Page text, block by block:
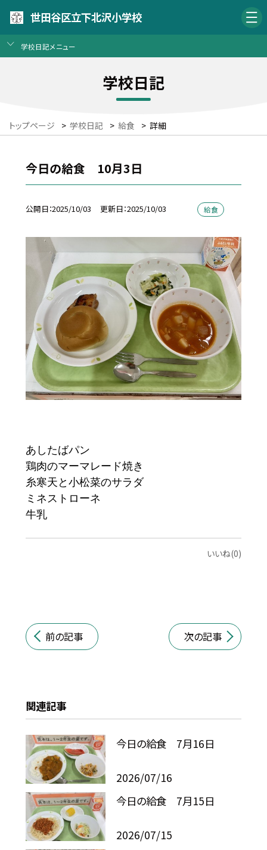
世田谷区立下北沢小学校
学校日記メニュー
学校日記
トップページ > 学校日記 > 給食 > 詳細
今日の給食 10月3日
公開日 2025/10/03 更新日 2025/10/03 給食
あしたばパン
鶏肉のマーマレード焼き
糸寒天と小松菜のサラダ
ミネストローネ
牛乳
いいね(0)
前の記事 次の記事
関連記事
今日の給食 7月16日
2026/07/16
今日の給食 7月15日
2026/07/15